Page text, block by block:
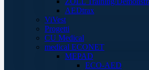
AEDtrax
ViVest
Progetti
CU Medical
medical ECONET
MEPAD
ECO-AED